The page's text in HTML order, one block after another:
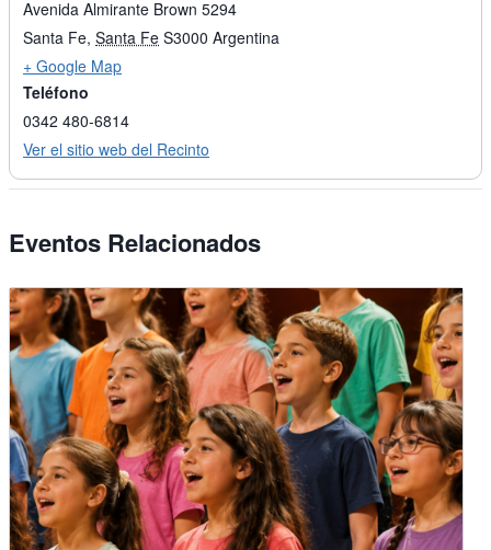
Avenida Almirante Brown 5294
Santa Fe, Santa Fe S3000 Argentina
+ Google Map
Teléfono
0342 480-6814
Ver el sitio web del Recinto
Eventos Relacionados